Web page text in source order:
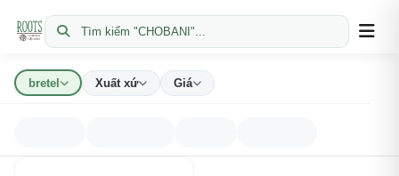
Tìm kiếm "CHOBANI"...
bretel Xuất xứ Giá